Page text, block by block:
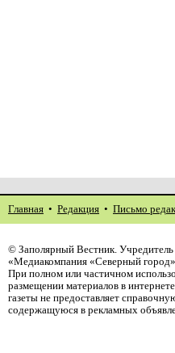
Главная • Редакция • Письмо
© Заполярный Вестник.
«Медиакомпания «Северный
При полном или частичном
размещении материалов в
газеты не предоставляет
содержащуюся в рекламных